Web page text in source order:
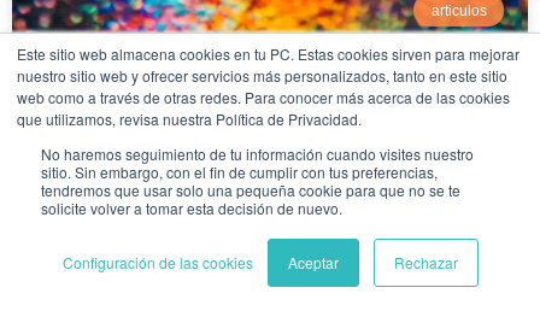
Este sitio web almacena cookies en tu PC. Estas cookies sirven para mejorar
nuestro sitio web y ofrecer servicios más personalizados, tanto en este sitio
web como a través de otras redes. Para conocer más acerca de las cookies
que utilizamos, revisa nuestra Política de Privacidad.
No haremos seguimiento de tu información cuando visites nuestro
sitio. Sin embargo, con el fin de cumplir con tus preferencias,
tendremos que usar solo una pequeña cookie para que no se te
solicite volver a tomar esta decisión de nuevo.
Configuración de las cookies Aceptar Rechazar
articulos
Paleta de colores para una marca – Gestión